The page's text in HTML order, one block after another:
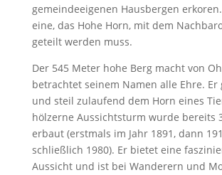
gemeindeeigenen Hausbergen
eine, das Hohe Horn, mit dem
geteilt werden muss.
Der 545 Meter hohe Berg macht von
betrachtet seinem Namen alle Ehre. Er
und steil zulaufend dem Horn eines
hölzerne Aussichtsturm wurde bereits
erbaut (erstmals im Jahr 1891, dann
schließlich 1980). Er bietet eine
Aussicht und ist bei Wanderern und